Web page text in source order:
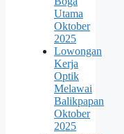
Utama
Oktober
2025
Lowongan
Kerja
Optik
Melawai
Balikpapan
Oktober
2025